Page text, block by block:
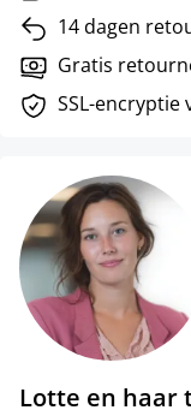
14 dagen
Gratis
SSL-encryptie
Lotte en haar